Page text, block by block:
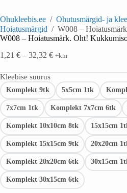
Ohukleebis.ee / Ohutusmärgid- ja
Hoiatusmärgid / W008 –
W008 – Hoiatusmärk. Oht!
1,21 € – 32,32 € +km
Kleebise suurus
Komplekt 9tk 5x5cm 1tk
7x7cm 1tk Komplekt 7x7cm 6tk
Komplekt 10x10cm 8tk 15x15cm
Komplekt 15x15cm 9tk 20x20cm
Komplekt 20x20cm 6tk 30x15cm
Komplekt 30x15cm 6tk